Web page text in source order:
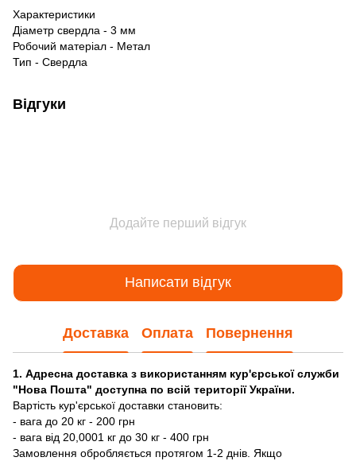
Характеристики
Діаметр свердла - 3 мм
Робочий матеріал - Метал
Тип - Свердла
Відгуки
Додайте перший відгук
Написати відгук
Доставка Оплата Повернення
1. Адресна доставка з використанням кур'єрської служби
"Нова Пошта" доступна по всій території України.
Вартість кур'єрської доставки становить:
- вага до 20 кг - 200 грн
- вага від 20,0001 кг до 30 кг - 400 грн
Замовлення обробляється протягом 1-2 днів. Якщо